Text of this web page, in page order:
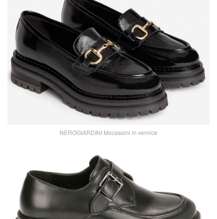
NEROGIARDINI Mocassini in vernice